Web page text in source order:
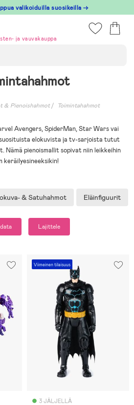
valikoiduilla suosikeilla →
ja vauvakauppa
& Pienoishahmot Toimintahahmot
Avengers, SpiderMan, Star Wars vai
elokuvista ja tv-sarjoista tutut
Nämä pienoismallit sopivat niin leikkeihin
keräilyesineeksikin!
& Satuhahmot Eläinfiguurit
Lajittele
Viimeinen tilaisuus
3 JÄLJELLÄ